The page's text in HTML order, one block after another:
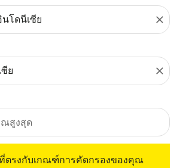
close
close
ตรงกับเกณฑ์การคัดกรองของคุณ